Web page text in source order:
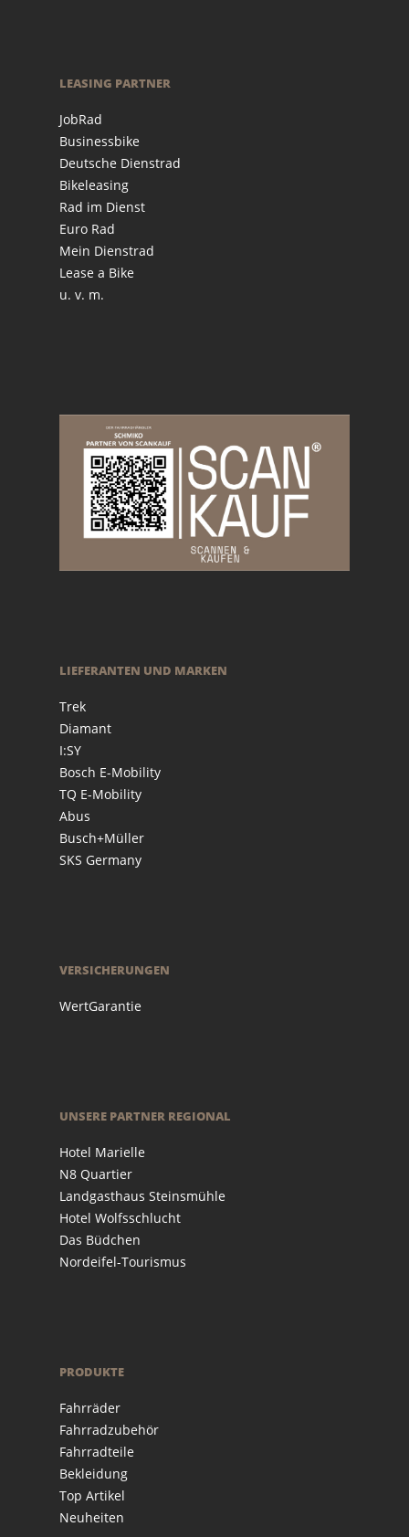
LEASING PARTNER
JobRad
Businessbike
Deutsche Dienstrad
Bikeleasing
Rad im Dienst
Euro Rad
Mein Dienstrad
Lease a Bike
u. v. m.
LIEFERANTEN UND MARKEN
Trek
Diamant
I:SY
Bosch E-Mobility
TQ E-Mobility
Abus
Busch+Müller
SKS Germany
VERSICHERUNGEN
WertGarantie
UNSERE PARTNER REGIONAL
Hotel Marielle
N8 Quartier
Landgasthaus Steinsmühle
Hotel Wolfsschlucht
Das Büdchen
Nordeifel-Tourismus
PRODUKTE
Fahrräder
Fahrradzubehör
Fahrradteile
Bekleidung
Top Artikel
Neuheiten